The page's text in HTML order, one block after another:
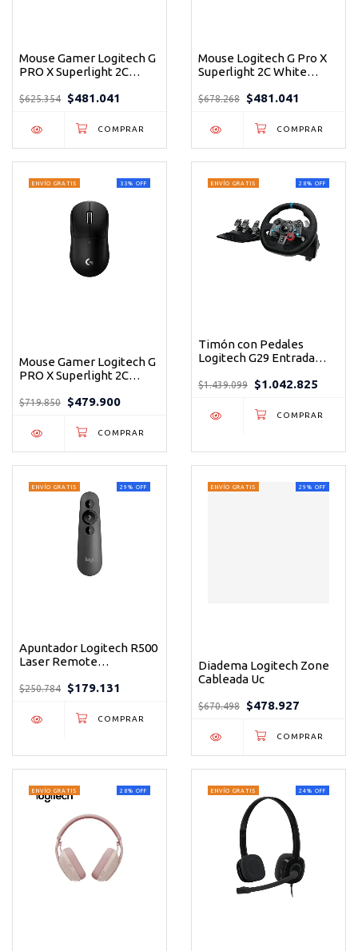
Mouse Gamer Logitech G
PRO X Superlight 2C
Ultraligero
$625.354 $481.041
Mouse Logitech G Pro X
Superlight 2C White
HERO 2
$678.268 $481.041
33% OFF
ENVÍO GRATIS
Mouse Gamer Logitech G
PRO X Superlight 2C
2 44000 DPI LIGHTSPEED
$719.850 $479.900
28% OFF
ENVÍO GRATIS
Timón con Pedales
Logitech G29 Entrada
Negro
$1.439.099 $1.042.825
29 % OFF
ENVÍO GRATIS
Apuntador Logitech R500
Laser Remote
para Presentaciones
$250.784 $179.131
29 % OFF
ENVÍO GRATIS
Diadema Logitech Zone
Cableada Uc
$670.498 $478.927
28% OFF
ENVÍO GRATIS 24% OFF
ENVÍO GRATIS